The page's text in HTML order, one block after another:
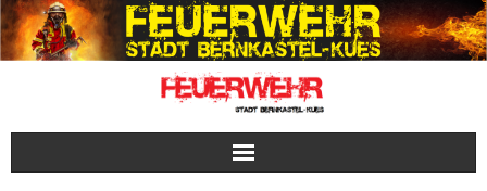
Skip
to
content